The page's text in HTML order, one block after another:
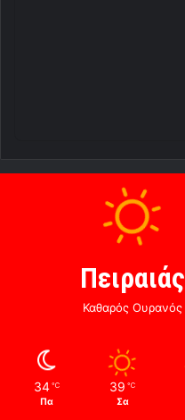
Πειραιάς
Καθαρός Ουρανός
34 ℃
Πα
39 ℃
Σα